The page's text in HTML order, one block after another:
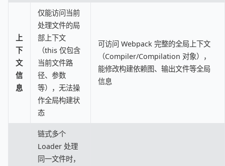
上
下
文
信
息
仅能访问当前
处理文件的局
部上下文
（this 仅包含
当前文件路
径、参数
等），无法操
作全局构建状
态
可访问 Webpack 完整的全局上下文
（Compiler/Compilation 对象），
能修改构建依赖图、输出文件等全局
信息
链式多个
Loader 处理
同一文件时，